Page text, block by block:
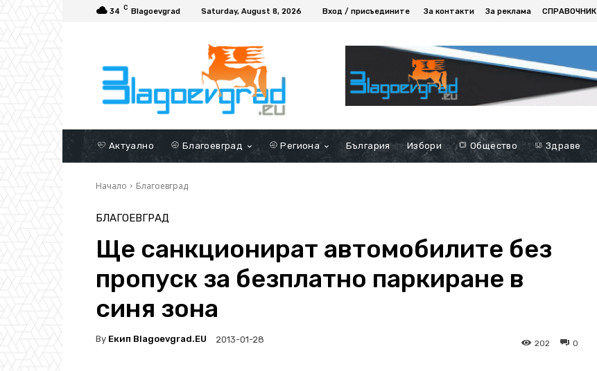
34 C Blagoevgrad Saturday, August 8, 2026 Вход / присъедините За контакти За реклама СПРАВОЧНИК
Актуално Благоевград Региона България Избори Общество Здраве
Начало Благоевград
БЛАГОЕВГРАД
Ще санкционират автомобилите без
пропуск за безплатно паркиране в
синя зона
By Екип Blagoevgrad.EU 2013-01-28 0
202